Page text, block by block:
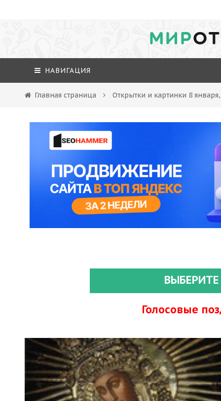
МИР
НАВИГАЦИЯ
Главная страница Открытки и картинки 8
Голосовые